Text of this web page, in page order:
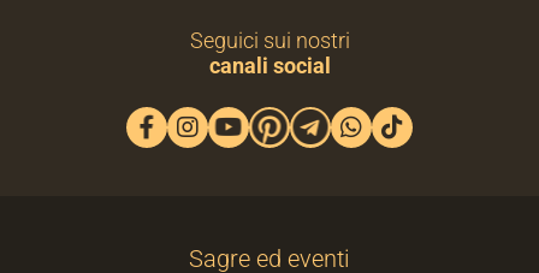
Seguici sui nostri
canali social
Sagre ed eventi